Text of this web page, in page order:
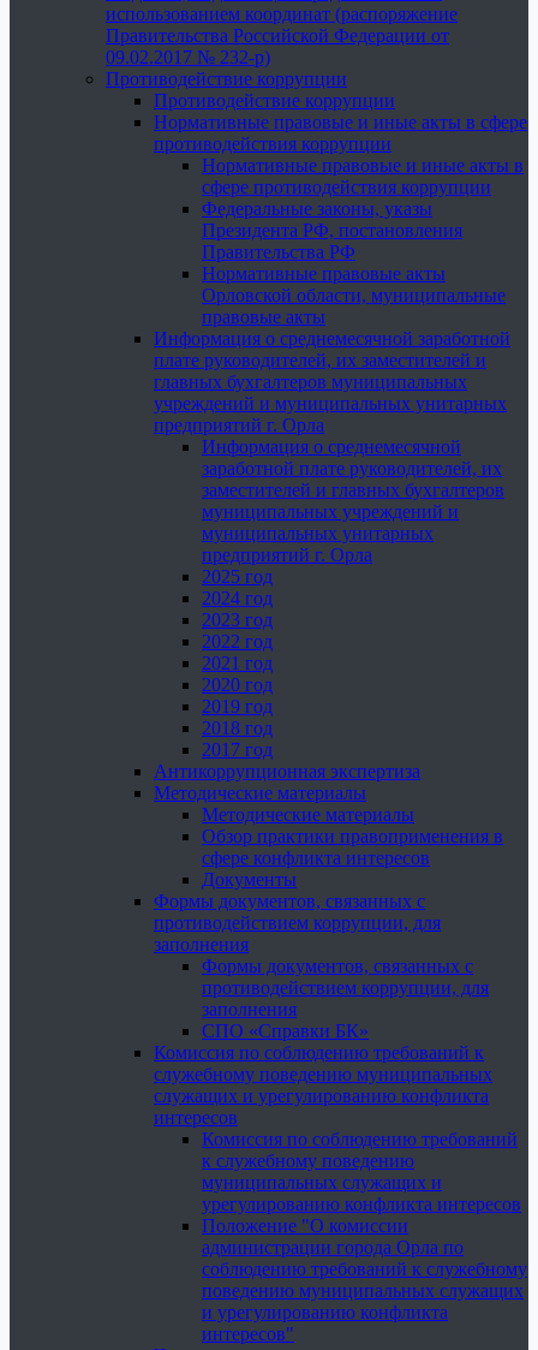
использованием координат (распоряжение
Правительства Российской Федерации от
09.02.2017 № 232-р)
Противодействие коррупции
Противодействие коррупции
Нормативные правовые и иные акты в сфере
противодействия коррупции
Нормативные правовые и иные акты в
сфере противодействия коррупции
Федеральные законы, указы
Президента РФ, постановления
Правительства РФ
Нормативные правовые акты
Орловской области, муниципальные
правовые акты
Информация о среднемесячной заработной
плате руководителей, их заместителей и
главных бухгалтеров муниципальных
учреждений и муниципальных унитарных
предприятий г. Орла
Информация о среднемесячной
заработной плате руководителей, их
заместителей и главных бухгалтеров
муниципальных учреждений и
муниципальных унитарных
предприятий г. Орла
2025 год
2024 год
2023 год
2022 год
2021 год
2020 год
2019 год
2018 год
2017 год
Антикоррупционная экспертиза
Методические материалы
Методические материалы
Обзор практики правоприменения в
сфере конфликта интересов
Документы
Формы документов, связанных с
противодействием коррупции, для
заполнения
Формы документов, связанных с
противодействием коррупции, для
заполнения
СПО «Справки БК»
Комиссия по соблюдению требований к
служебному поведению муниципальных
служащих и урегулированию конфликта
интересов
Комиссия по соблюдению требований
к служебному поведению
муниципальных служащих и
урегулированию конфликта интересов
Положение "О комиссии
администрации города Орла по
соблюдению требований к служебному
поведению муниципальных служащих
и урегулированию конфликта
интересов"